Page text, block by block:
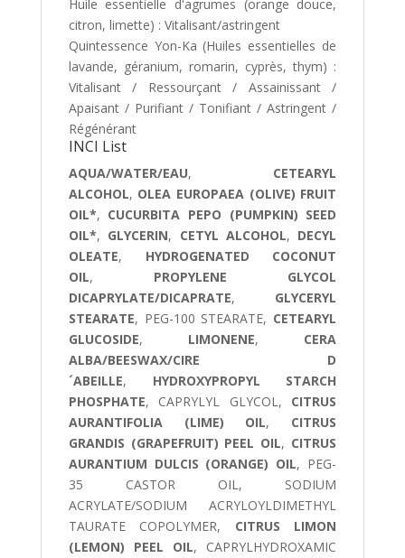
Huile essentielle d'agrumes (orange douce,
citron, limette) : Vitalisant/astringent
Quintessence Yon-Ka (Huiles essentielles de
lavande, géranium, romarin, cyprès, thym) :
Vitalisant / Ressourçant / Assainissant /
Apaisant / Purifiant / Tonifiant / Astringent /
Régénérant
INCI List
AQUA/WATER/EAU, CETEARYL
ALCOHOL, OLEA EUROPAEA (OLIVE) FRUIT
OIL*, CUCURBITA PEPO (PUMPKIN) SEED
OIL*, GLYCERIN, CETYL ALCOHOL, DECYL
OLEATE, HYDROGENATED COCONUT
OIL, PROPYLENE GLYCOL
DICAPRYLATE/DICAPRATE, GLYCERYL
STEARATE, PEG-100 STEARATE, CETEARYL
GLUCOSIDE, LIMONENE, CERA
ALBA/BEESWAX/CIRE D
´ABEILLE, HYDROXYPROPYL STARCH
PHOSPHATE, CAPRYLYL GLYCOL, CITRUS
AURANTIFOLIA (LIME) OIL, CITRUS
GRANDIS (GRAPEFRUIT) PEEL OIL, CITRUS
AURANTIUM DULCIS (ORANGE) OIL, PEG-
35 CASTOR OIL, SODIUM
ACRYLATE/SODIUM ACRYLOYLDIMETHYL
TAURATE COPOLYMER, CITRUS LIMON
(LEMON) PEEL OIL, CAPRYLHYDROXAMIC